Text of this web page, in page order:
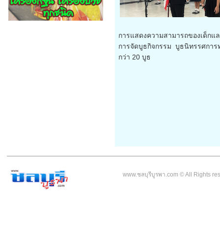
การแสดงความสามารถของเด็ก
การจัดบูธกิจกรรม บูธนิทรรศกา
กว่า 20 บูธ
www.ชลบุรีบูรพา.com © All Rights